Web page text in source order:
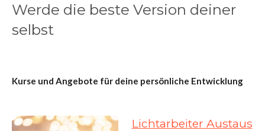
Werde die beste Version deiner
selbst
Kurse und Angebote für deine persönliche Entwicklung
Lichtarbeiter Austaus